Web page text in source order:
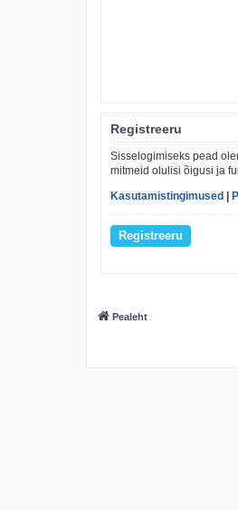
Registreeru
Sisselogimiseks pead
mitmeid olulisi õigusi ja
Kasutamistingimused
Registreeru
Pealeht